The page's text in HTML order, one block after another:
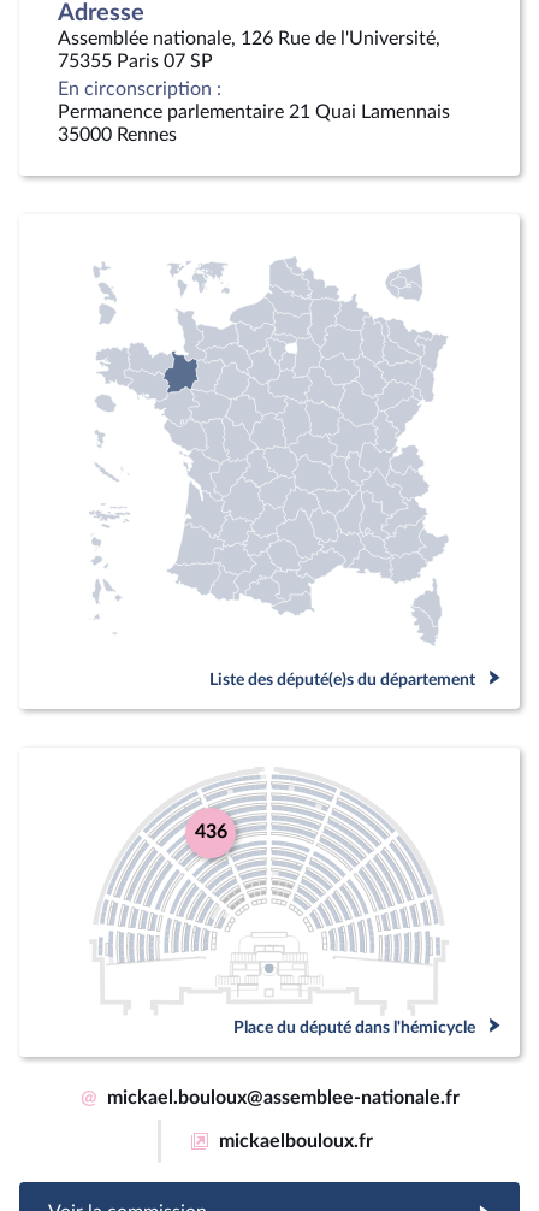
Adresse
Assemblée nationale, 126 Rue de l'Université,
75355 Paris 07 SP
En circonscription :
Permanence parlementaire 21 Quai Lamennais
35000 Rennes
Liste des député(e)s du département
436
Place du député dans l'hémicycle
@ mickael.bouloux@assemblee-nationale.fr
mickaelbouloux.fr